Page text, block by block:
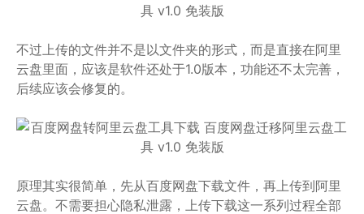
不过上传的文件并不是以文件夹的形式，而是直接在阿里
云盘里面，应该是软件还处于1.0版本，功能还不太完善，
后续应该会修复的。
原理其实很简单，先从百度网盘下载文件，再上传到阿里
云盘。不需要担心隐私泄露，上传下载这一系列过程全部